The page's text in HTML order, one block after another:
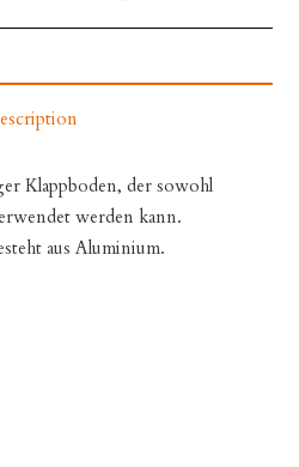
Klappboden, der sowohl
werden kann.
aus Aluminium.